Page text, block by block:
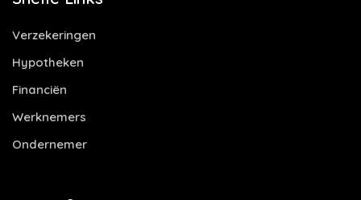
Verzekeringen
Hypotheken
Financiën
Werknemers
Ondernemer